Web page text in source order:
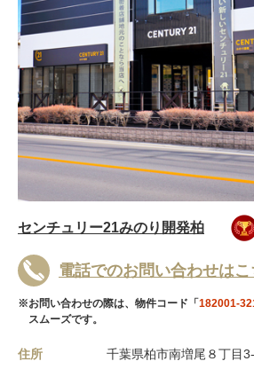
センチュリー21みのり開発柏
電話でのお問い合わせはこ
※お問い合わせの際は、物件コード「182001-
スムーズです。
住所
千葉県柏市南増尾８丁目